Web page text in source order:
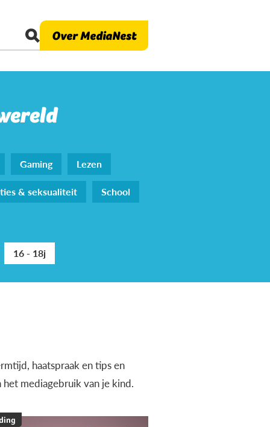
Over MediaNest
Gaming
Lezen
& seksualiteit
School
16 - 18j
haatspraak en tips en
mediagebruik van je kind.